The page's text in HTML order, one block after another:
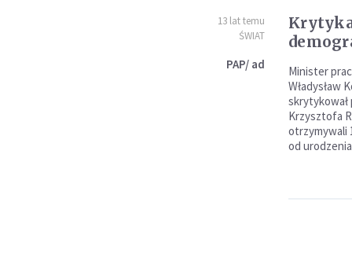
13 lat temu
ŚWIAT
PAP/ ad
Minister
Władysław
skrytykował
Krzysztofa
otrzymywali
od